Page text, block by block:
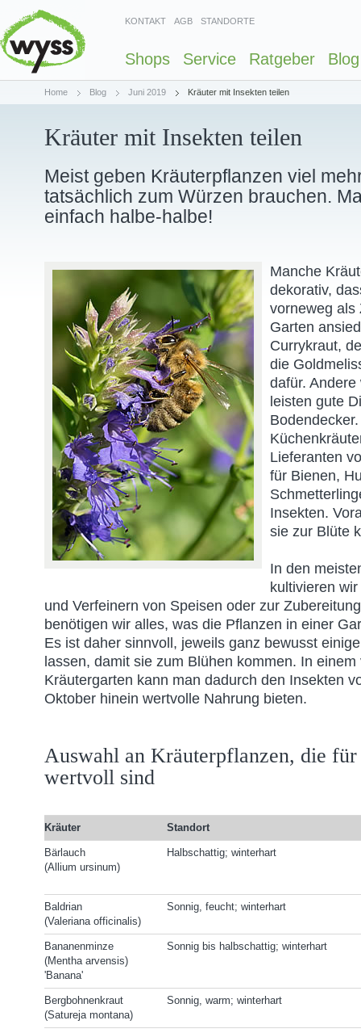
KONTAKT AGB STANDORTE
Shops Service Ratgeber Blog
Home Blog Juni 2019 Kräuter mit Insekten teilen
Kräuter mit Insekten teilen
Meist geben Kräuterpflanzen viel
tatsächlich zum Würzen brauchen.
einfach halbe-halbe!
Manche
dekorativ,
vorneweg als
Garten
Currykraut,
die
dafür.
leisten gute
Lieferanten
für Bienen,
Insekten.
sie zur Blüte
In den
kultivieren
und Verfeinern von Speisen oder zur
benötigen wir alles, was die Pflanzen in einer
Es ist daher sinnvoll, jeweils ganz bewusst
lassen, damit sie zum Blühen kommen. In einem
Kräutergarten kann man dadurch den Insekten
Oktober hinein wertvolle Nahrung bieten.
Auswahl an Kräuterpflanzen, die für
wertvoll sind
Kräuter Standort
Bärlauch
(Allium ursinum)
Halbschattig; winterhart
Baldrian
(Valeriana officinalis)
Sonnig, feucht; winterhart
Bananenminze
(Mentha arvensis)
'Banana'
Sonnig bis halbschattig; winterhart
Bergbohnenkraut
(Satureja montana)
Sonnig, warm; winterhart